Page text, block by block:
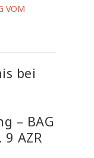
VOM
bei
– BAG
AZR